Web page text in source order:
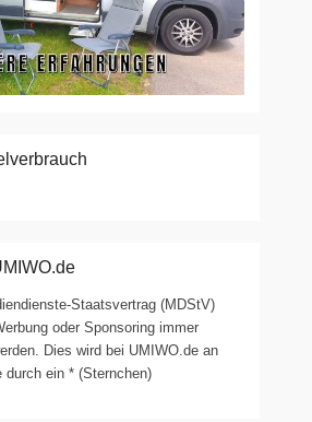
Staatsvertrag (MDStV)
oder Sponsoring immer
Dies wird bei UMIWO.de an
durch ein * (Sternchen)